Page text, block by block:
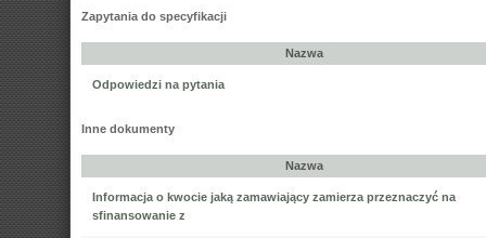
Zapytania do specyfikacji
Nazwa
Odpowiedzi na pytania
Inne dokumenty
Nazwa
Informacja o kwocie jaką zamawiający zamierza przeznaczyć na
sfinansowanie z